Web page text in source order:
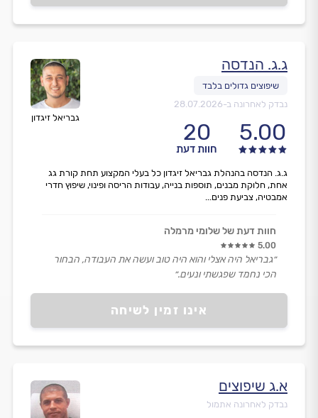
גבריאל זיגדון
ג.ג. הנדסה
נבדק לאחרונה ב-28.07.2026
5.00
20
חוות דעת
אינו זמין לשיחה
ג.ג. הנדסה בהנהלת גבריאל זיגדון כל בעלי המקצוע תחת קורת גג
אחת, חלוקת מבנים, תוספות בנייה, עבודות הריסה ופינוי, שיפוץ חדרי
אמבטיה, צביעת פנים...
חוות דעת של שלומי מרמלה
5.00
״גבריאל היה אצלי והוא היה טוב ועשה את העבודה, הבחור
הכי נחמד שפגשתי ונעים.״
א.ג שיפוצים
נבדק לאחרונה אתמול